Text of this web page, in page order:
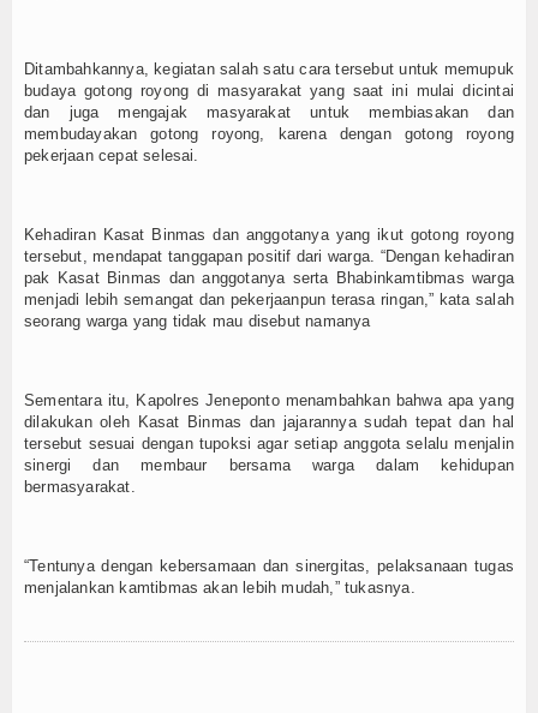
Ditambahkannya, kegiatan salah satu cara tersebut untuk memupuk
budaya gotong royong di masyarakat yang saat ini mulai dicintai
dan juga mengajak masyarakat untuk membiasakan dan
membudayakan gotong royong, karena dengan gotong royong
pekerjaan cepat selesai.
Kehadiran Kasat Binmas dan anggotanya yang ikut gotong royong
tersebut, mendapat tanggapan positif dari warga. “Dengan kehadiran
pak Kasat Binmas dan anggotanya serta Bhabinkamtibmas warga
menjadi lebih semangat dan pekerjaanpun terasa ringan,” kata salah
seorang warga yang tidak mau disebut namanya
Sementara itu, Kapolres Jeneponto menambahkan bahwa apa yang
dilakukan oleh Kasat Binmas dan jajarannya sudah tepat dan hal
tersebut sesuai dengan tupoksi agar setiap anggota selalu menjalin
sinergi dan membaur bersama warga dalam kehidupan
bermasyarakat.
“Tentunya dengan kebersamaan dan sinergitas, pelaksanaan tugas
menjalankan kamtibmas akan lebih mudah,” tukasnya.